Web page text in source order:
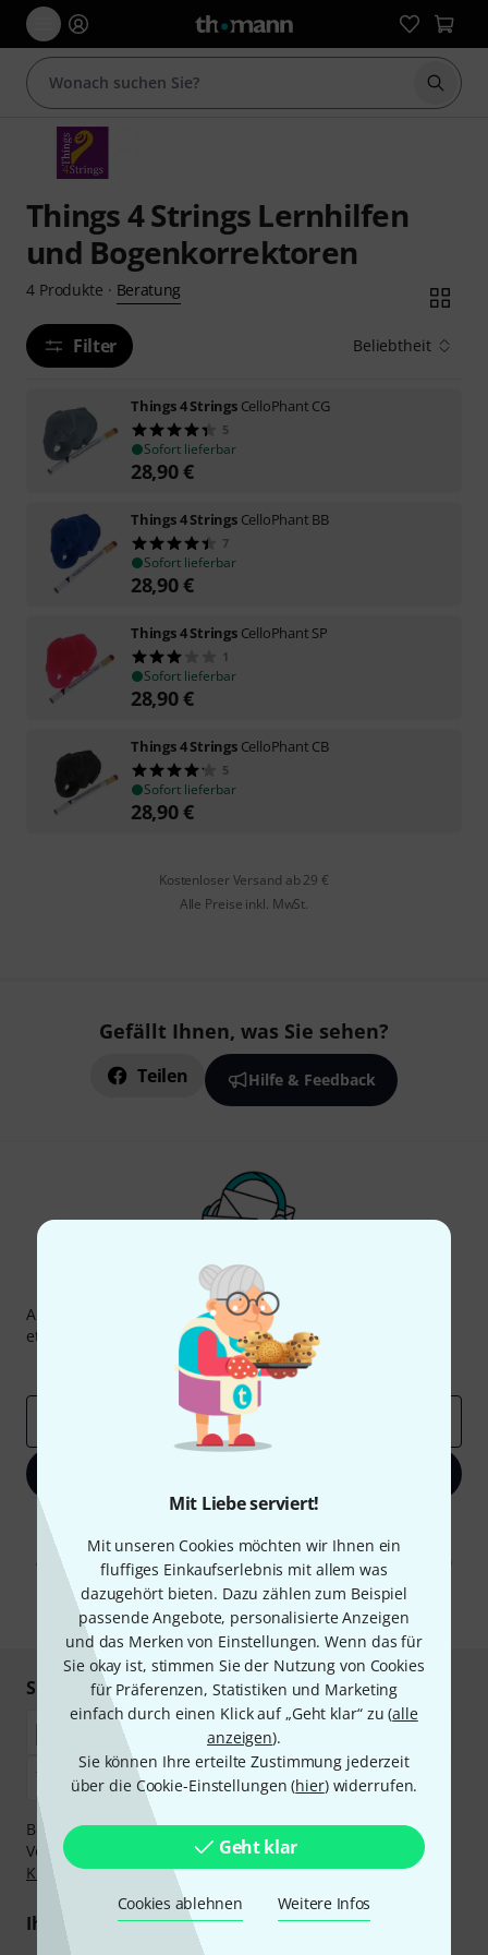
Mit Liebe serviert!
Mit unseren Cookies möchten wir Ihnen ein
fluffiges Einkaufserlebnis mit allem was
dazugehört bieten. Dazu zählen zum Beispiel
passende Angebote, personalisierte Anzeigen
und das Merken von Einstellungen. Wenn das für
Sie okay ist, stimmen Sie der Nutzung von Cookies
für Präferenzen, Statistiken und Marketing
einfach durch einen Klick auf „Geht klar“ zu (alle
anzeigen).
Sie können Ihre erteilte Zustimmung jederzeit
über die Cookie-Einstellungen (hier) widerrufen.
Geht klar
Cookies ablehnen Weitere Infos
Suche
Things 4 Strings Lernhilfen
und Bogenkorrektoren
4 Produkte · Beratung
Filter Beliebtheit
Things 4 Strings CelloPhant CG
5
Sofort lieferbar
28,90€
Things 4 Strings CelloPhant BB
7
Sofort lieferbar
28,90€
Things 4 Strings CelloPhant SP
1
Sofort lieferbar
28,90€
Things 4 Strings CelloPhant CB
5
Sofort lieferbar
28,90€
Kostenloser Versand ab 29 €
Alle Preise inkl. MwSt.
Gefällt Ihnen, was Sie sehen?
Teilen Hilfe & Feedback
Thomann Newsletter
Abonniere den Thomann Newsletter und gewinne mit
etwas Glück einen von 50 Gutscheinenüber jeweils
Inspirierende Beiträge
Deals
Mit Klick auf „Jetzt anmelden“ stimmen Sie dem Erhalt von E-Mail-
Werbung und einer Messung des E-Mail-Nutzungsverhaltens zu. Die
Abmeldung ist jederzeit möglich. Weitere Informationen finden Sie in
unserenDatenschutzhinweisen.
* Pflichtfeld
Sicher einkaufen & bezahlen
Bezahlen Sie vertraulich und sicher per Nachnahme,
Vorkasse, PayPal, Amazon Pay,Klarna Sofort bezahlen
,
Klarna Ratenzahlungoder Kreditkarte.
Ihre Vorteile